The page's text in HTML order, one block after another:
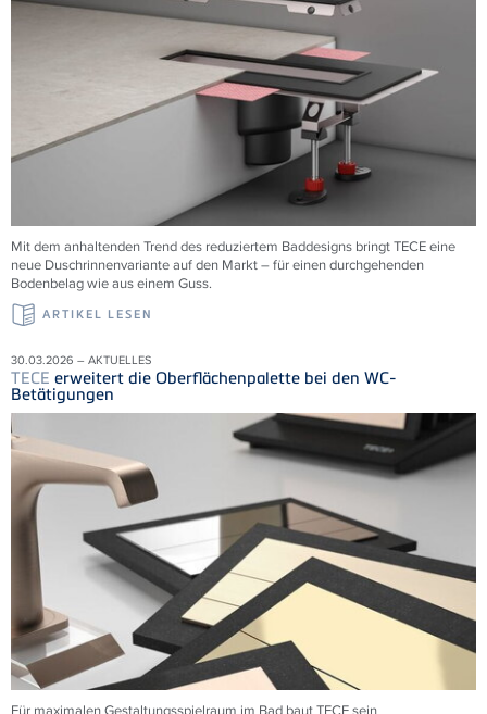
Mit dem anhaltenden Trend des reduziertem Baddesigns bringt TECE eine
neue Duschrinnenvariante auf den Markt – für einen durchgehenden
Bodenbelag wie aus einem Guss.
ARTIKEL LESEN
30.03.2026 – AKTUELLES
TECE erweitert die Oberflächenpalette bei den WC-
Betätigungen
Für maximalen Gestaltungsspielraum im Bad baut TECE sein